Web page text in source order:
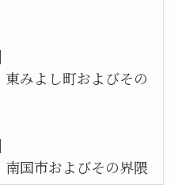
東みよし町およびその
南国市およびその界隈